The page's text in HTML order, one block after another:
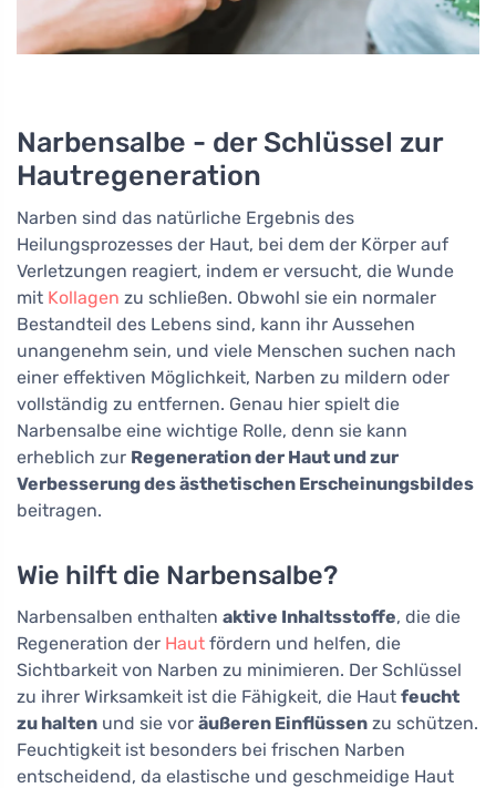
Narbensalbe - der Schlüssel zur
Hautregeneration
Narben sind das natürliche Ergebnis des
Heilungsprozesses der Haut, bei dem der Körper auf
Verletzungen reagiert, indem er versucht, die Wunde
mit Kollagen zu schließen. Obwohl sie ein normaler
Bestandteil des Lebens sind, kann ihr Aussehen
unangenehm sein, und viele Menschen suchen nach
einer effektiven Möglichkeit, Narben zu mildern oder
vollständig zu entfernen. Genau hier spielt die
Narbensalbe eine wichtige Rolle, denn sie kann
erheblich zur Regeneration der Haut und zur
Verbesserung des ästhetischen Erscheinungsbildes
beitragen.
Wie hilft die Narbensalbe?
Narbensalben enthalten aktive Inhaltsstoffe, die die
Regeneration der Haut fördern und helfen, die
Sichtbarkeit von Narben zu minimieren. Der Schlüssel
zu ihrer Wirksamkeit ist die Fähigkeit, die Haut feucht
zu halten und sie vor äußeren Einflüssen zu schützen.
Feuchtigkeit ist besonders bei frischen Narben
entscheidend, da elastische und geschmeidige Haut